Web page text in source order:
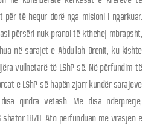
për të hequr dorë nga misioni i ngarkuar.
përsëri nuk pranoi të kthehej mbrapsht,
në sarajet e Abdullah Drenit, ku kishte
vullnetarë të LShP-së. Në përfundim të
e LShP-së hapën zjarr kundër sarajeve
qindra vetash. Me disa ndërprerje,
1878. Ato përfunduan me vrasjen e